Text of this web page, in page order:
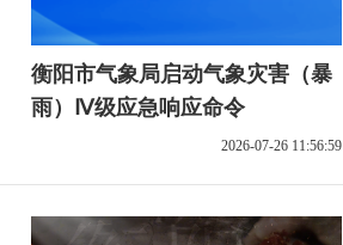
衡阳市气象局启动气象灾害（暴
雨）Ⅳ级应急响应命令
2026-07-26 11:56:59